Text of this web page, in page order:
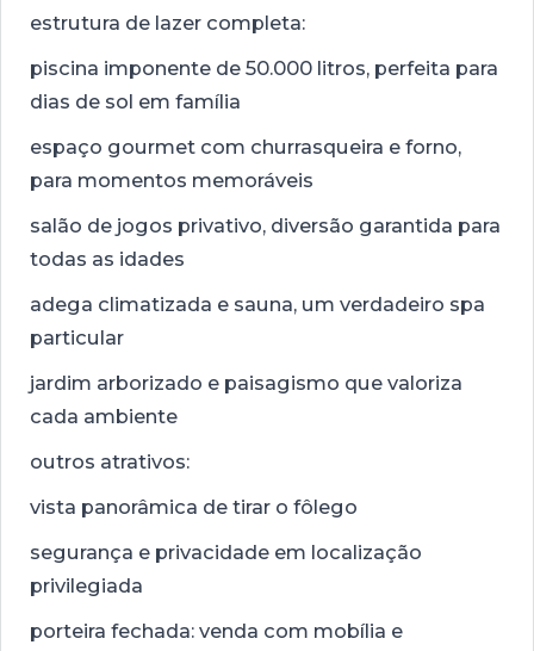
estrutura de lazer completa:
piscina imponente de 50.000 litros, perfeita para
dias de sol em família
espaço gourmet com churrasqueira e forno,
para momentos memoráveis
salão de jogos privativo, diversão garantida para
todas as idades
adega climatizada e sauna, um verdadeiro spa
particular
jardim arborizado e paisagismo que valoriza
cada ambiente
outros atrativos:
vista panorâmica de tirar o fôlego
segurança e privacidade em localização
privilegiada
porteira fechada: venda com mobília e